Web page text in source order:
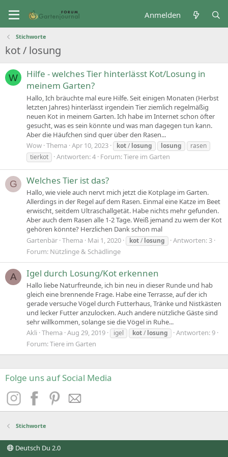
Anmelden
Stichworte
kot / losung
W
Hilfe - welches Tier hinterlässt Kot/Losung in
meinem Garten?
Hallo, Ich bräuchte mal eure Hilfe. Seit einigen Monaten (Herbst
letzten Jahres) hinterlässt irgendein Tier ziemlich regelmäßig
neuen Kot in meinem Garten. Ich habe im Internet schon öfter
gesucht, was es sein könnte und was man dagegen tun kann.
Aber die Häufchen sind quer über den Rasen...
Wow Thema Apr 10, 2023 kot/ losung losung
rasen
tierkot
Antworten: 4 Forum:Tiere im Garten
G Welches Tier ist das?
Hallo, wie viele auch nervt mich jetzt die Kotplage im Garten.
Allerdings in der Regel auf dem Rasen. Einmal eine Katze im Beet
erwischt, seitdem Ultraschallgetät. Habe nichts mehr gefunden.
Aber auch dem Rasen alle 1-2 Tage. Weiß jemand zu wem der Kot
gehören könnte? Herzlichen Dank schon mal
Gartenbär Thema Mai 1, 2020 kot/ losung
Antworten: 3
Forum: Nützlinge & Schädlinge
A Igel durch Losung/Kot erkennen
Hallo liebe Naturfreunde, ich bin neu in dieser Runde und hab
gleich eine brennende Frage. Habe eine Terrasse, auf der ich
gerade versuche Vögel durch Futterhaus, Tränke und Nistkästen
und lecker Futter anzulocken. Auch andere nützliche Gäste sind
sehr willkommen, solange sie die Vögel in Ruhe...
Akli Thema Aug 29, 2019 igel kot/ losung
Antworten: 9
Forum:Tiere im Garten
Folge uns auf Social Media
Stichworte
Deutsch Du 2.0